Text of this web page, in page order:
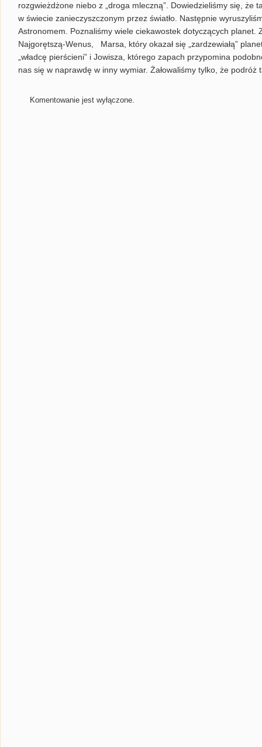
rozgwieżdżone niebo z „droga mleczną”. Dowiedzieliśmy się, że
w świecie zanieczyszczonym przez światło. Następnie
Astronomem. Poznaliśmy wiele ciekawostek dotyczących planet.
Najgorętszą-Wenus, Marsa, który okazał się „zardzewiałą”
„władcę pierścieni” i Jowisza, którego zapach przypomina
nas się w naprawdę w inny wymiar. Żałowaliśmy tylko, że podróż
Komentowanie jest wyłączone.